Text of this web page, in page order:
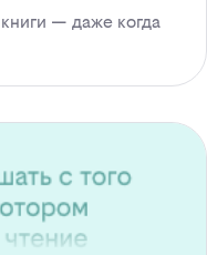
— даже когда